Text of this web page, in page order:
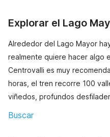
Explorar el Lago
Alrededor del Lago Mayor
realmente quiere hacer algo
Centrovalli es muy
horas, el tren recorre 100
viñedos, profundos
Buscar